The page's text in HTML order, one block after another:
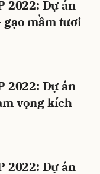
2022: Dự án
gạo mầm tươi
2022: Dự án
vọng kích
2022: Dự án